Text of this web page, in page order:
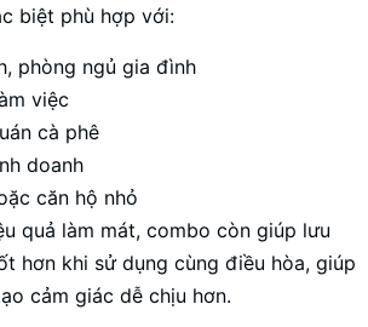
biệt phù hợp với:
phòng ngủ gia đình
việc
cà phê
doanh
căn hộ nhỏ
quả làm mát, combo còn giúp lưu
hơn khi sử dụng cùng điều hòa, giúp
cảm giác dễ chịu hơn.